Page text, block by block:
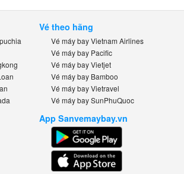
Vé theo hãng
Vé máy bay Vietnam Airlines
Vé máy bay Pacific
Vé máy bay Vietjet
Vé máy bay Bamboo
Vé máy bay Vietravel
Vé máy bay SunPhuQuoc
App Sanvemaybay.vn